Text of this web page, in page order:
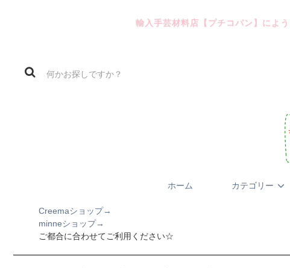
輸入手芸材料店【プチコパン】によ
ホーム カテゴリー
Creemaショップ→
minneショップ→
ご都合に合わせてご利用ください☆